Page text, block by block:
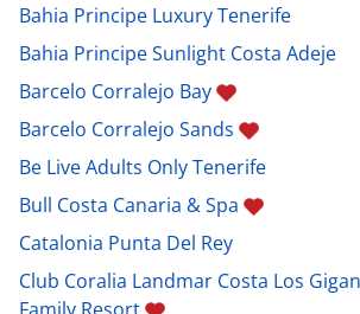
Bahia Principe Luxury Tenerife
Bahia Principe Sunlight Costa Adeje
Barcelo Corralejo Bay
Barcelo Corralejo Sands
Be Live Adults Only Tenerife
Bull Costa Canaria & Spa
Catalonia Punta Del Rey
Club Coralia Landmar Costa Los